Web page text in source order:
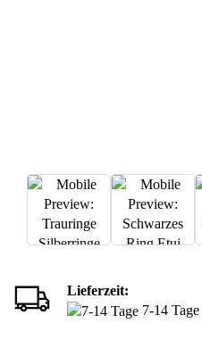
Lieferzeit:
7-14 Tage